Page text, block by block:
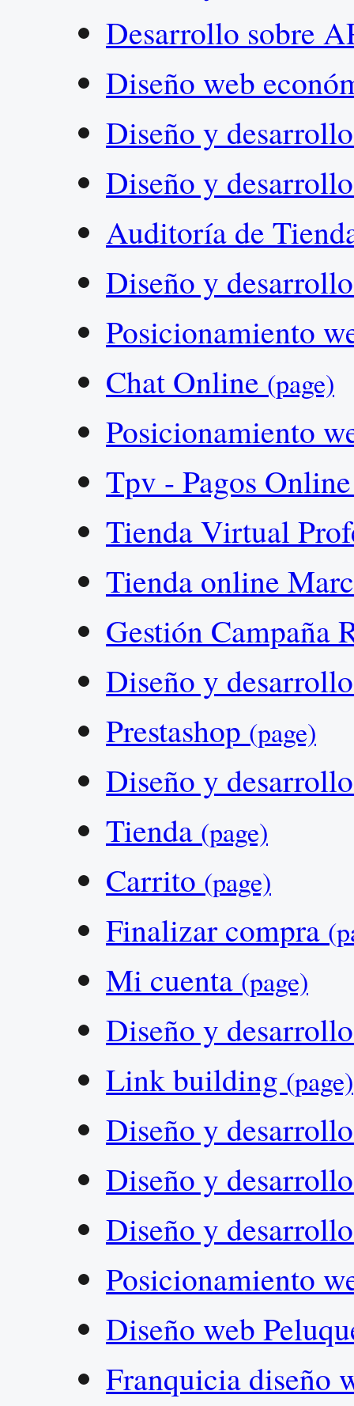
Desarrollo sobre
Diseño web
Diseño y
Diseño y
Auditoría de
Diseño y
Posicionamiento
Chat Online (page)
Posicionamiento
Tpv - Pagos
Tienda Virtual
Tienda online
Gestión Campaña
Diseño y
Prestashop (page)
Diseño y
Tienda (page)
Carrito (page)
Finalizar compra
Mi cuenta (page)
Diseño y
Link building (page)
Diseño y
Diseño y
Diseño y
Posicionamiento
Diseño web
Franquicia diseño